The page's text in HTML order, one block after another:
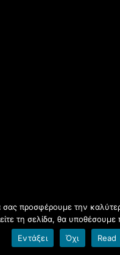
προσφέρουμε την
τη σελίδα, θα
Εντάξει
Όχι Read